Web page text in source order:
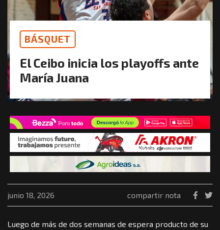
BÁSQUET
El Ceibo inicia los playoffs ante
María Juana
junio 18, 2026 compartir nota
Luego de más de dos semanas de espera producto de su